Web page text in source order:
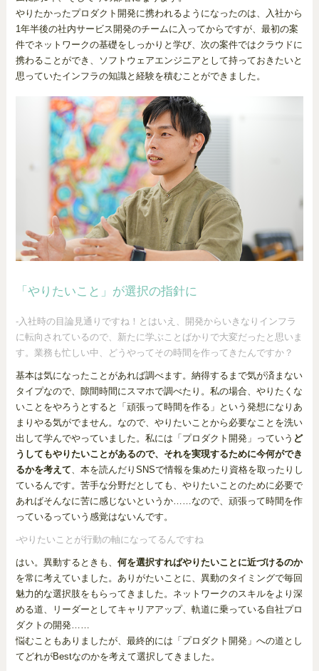
やりたかったプロダクト開発に携われるようになったのは、入社から
1年半後の社内サービス開発のチームに入ってからですが、最初の案
件でネットワークの基礎をしっかりと学び、次の案件ではクラウドに
携わることができ、ソフトウェアエンジニアとして持っておきたいと
思っていたインフラの知識と経験を積むことができました。
「やりたいこと」が選択の指針に
-入社時の目論見通りですね！とはいえ、開発からいきなりインフラ
に転向されているので、新たに学ぶことばかりで大変だったと思いま
す。業務も忙しい中、どうやってその時間を作ってきたんですか？
基本は気になったことがあれば調べます。納得するまで気が済まない
タイプなので、隙間時間にスマホで調べたり。私の場合、やりたくな
いことをやろうとすると「頑張って時間を作る」という発想になりあ
まりやる気がでません。なので、やりたいことから必要なことを洗い
出して学んでやっていました。私には「プロダクト開発」っていう ど
うしてもやりたいことがあるので、それを実現するために今何ができ
るかを考えて、本を読んだりSNSで情報を集めたり資格を取ったりし
ているんです。苦手な分野だとしても、やりたいことのために必要で
あればそんなに苦に感じないというか……なので、頑張って時間を作
っているっていう感覚はないんです。
-やりたいことが行動の軸になってるんですね
はい。異動するときも、 何を選択すればやりたいことに近づけるのか
を常に考えていました。ありがたいことに、異動のタイミングで毎回
魅力的な選択肢をもらってきました。ネットワークのスキルをより深
める道、リーダーとしてキャリアアップ、軌道に乗っている自社プロ
ダクトの開発……
悩むこともありましたが、最終的には「プロダクト開発」への道とし
てどれがBestなのかを考えて選択してきました。